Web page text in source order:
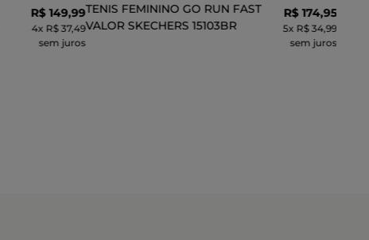
R$ 149,99
4x R$ 37,49
sem juros
TENIS FEMININO GO RUN FAST
VALOR SKECHERS 15103BR
R$ 174,95
5x R$ 34,99
sem juros